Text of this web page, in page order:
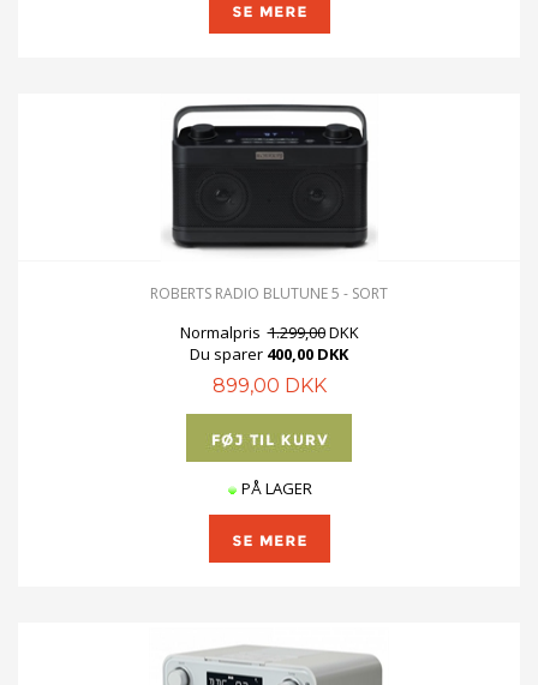
ROBERTS RADIO BLUTUNE 5 - SORT
Normalpris 1.299,00DKK
Du sparer 400,00 DKK
899,00 DKK
PÅ LAGER